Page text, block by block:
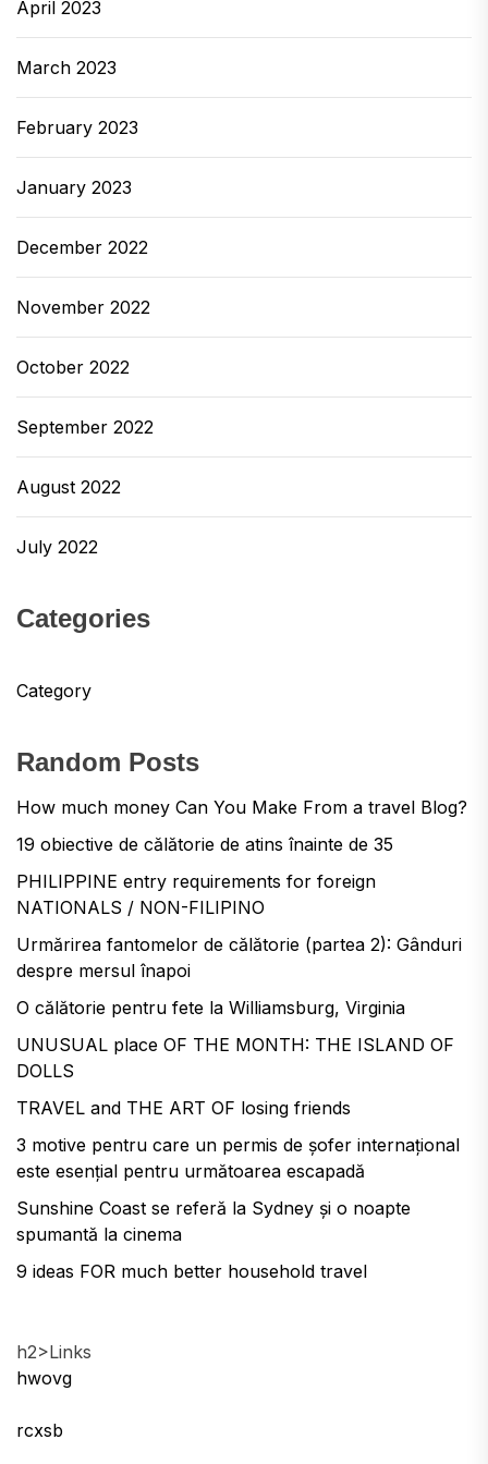
April 2023
March 2023
February 2023
January 2023
December 2022
November 2022
October 2022
September 2022
August 2022
July 2022
Categories
Category
Random Posts
How much money Can You Make From a travel Blog?
19 obiective de călătorie de atins înainte de 35
PHILIPPINE entry requirements for foreign
NATIONALS / NON-FILIPINO
Urmărirea fantomelor de călătorie (partea 2): Gânduri
despre mersul înapoi
O călătorie pentru fete la Williamsburg, Virginia
UNUSUAL place OF THE MONTH: THE ISLAND OF
DOLLS
TRAVEL and THE ART OF losing friends
3 motive pentru care un permis de șofer internațional
este esențial pentru următoarea escapadă
Sunshine Coast se referă la Sydney și o noapte
spumantă la cinema
9 ideas FOR much better household travel
h2>Links
hwovg
rcxsb